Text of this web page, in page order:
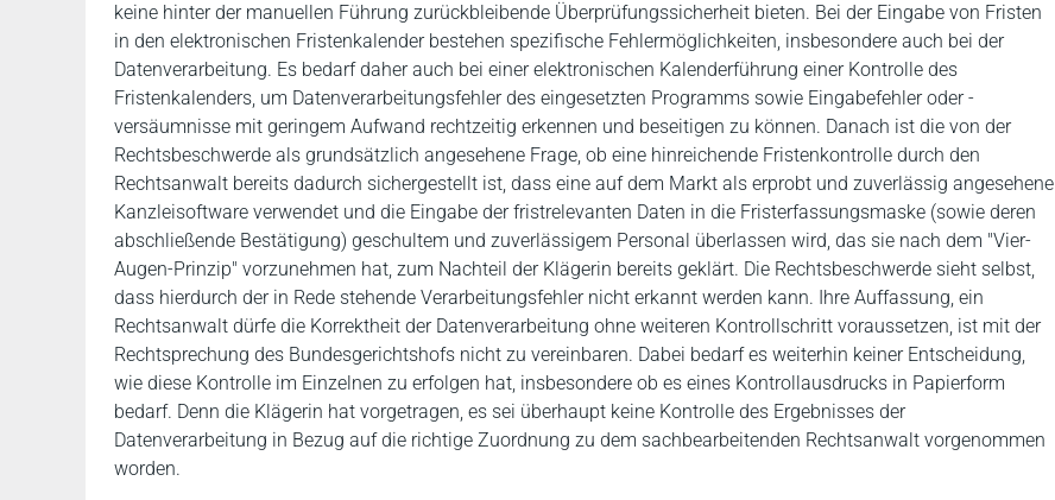
keine hinter der manuellen Führung zurückbleibende Überprüfungssicherheit bieten. Bei der Eingabe von Fristen
in den elektronischen Fristenkalender bestehen spezifische Fehlermöglichkeiten, insbesondere auch bei der
Datenverarbeitung. Es bedarf daher auch bei einer elektronischen Kalenderführung einer Kontrolle des
Fristenkalenders, um Datenverarbeitungsfehler des eingesetzten Programms sowie Eingabefehler oder -
versäumnisse mit geringem Aufwand rechtzeitig erkennen und beseitigen zu können. Danach ist die von der
Rechtsbeschwerde als grundsätzlich angesehene Frage, ob eine hinreichende Fristenkontrolle durch den
Rechtsanwalt bereits dadurch sichergestellt ist, dass eine auf dem Markt als erprobt und zuverlässig angesehene
Kanzleisoftware verwendet und die Eingabe der fristrelevanten Daten in die Fristerfassungsmaske (sowie deren
abschließende Bestätigung) geschultem und zuverlässigem Personal überlassen wird, das sie nach dem "Vier-
Augen-Prinzip" vorzunehmen hat, zum Nachteil der Klägerin bereits geklärt. Die Rechtsbeschwerde sieht selbst,
dass hierdurch der in Rede stehende Verarbeitungsfehler nicht erkannt werden kann. Ihre Auffassung, ein
Rechtsanwalt dürfe die Korrektheit der Datenverarbeitung ohne weiteren Kontrollschritt voraussetzen, ist mit der
Rechtsprechung des Bundesgerichtshofs nicht zu vereinbaren. Dabei bedarf es weiterhin keiner Entscheidung,
wie diese Kontrolle im Einzelnen zu erfolgen hat, insbesondere ob es eines Kontrollausdrucks in Papierform
bedarf. Denn die Klägerin hat vorgetragen, es sei überhaupt keine Kontrolle des Ergebnisses der
Datenverarbeitung in Bezug auf die richtige Zuordnung zu dem sachbearbeitenden Rechtsanwalt vorgenommen
worden.